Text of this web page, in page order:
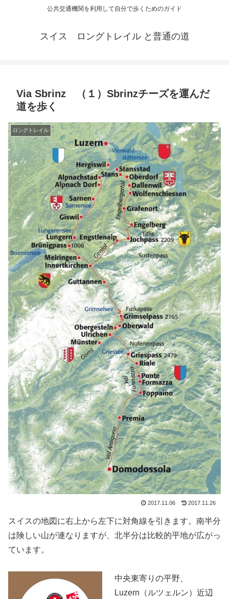
公共交通機関を利用して自分で歩くためのガイド
スイス ロングトレイル と普通の道
Via Sbrinz （１）Sbrinzチーズを運んだ
道を歩く
ロングトレイル
2017.11.06 2017.11.26
スイスの地図に右上から左下に対角線を引きます。南半分
は険しい山が連なりますが、北半分は比較的平地が広がっ
ています。
中央東寄りの平野、
Luzern（ルツェルン）近辺